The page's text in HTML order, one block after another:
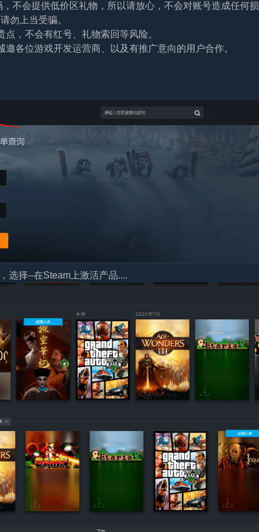
不会提供低价区礼物，所以请放心，不会对账号造成任何
勿上当受骗。
，不会有红号、礼物索回等风险。
各位游戏开发运营商、以及有推广意向的用户合作。
选择--在Steam上激活产品....